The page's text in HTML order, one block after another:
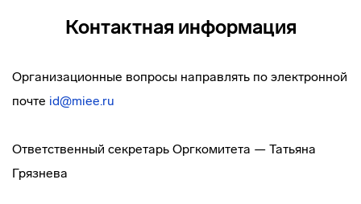
Контактная информация
Организационные вопросы направлять по электронной
почте id@miee.ru
Ответственный секретарь Оргкомитета — Татьяна
Грязнева